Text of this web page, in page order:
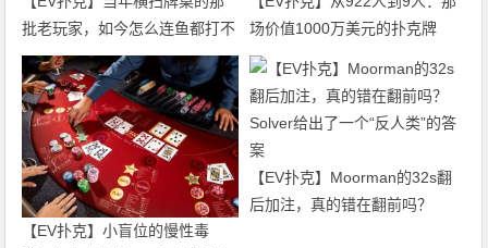
批老玩家，如今怎么连鱼都打不
过了
场价值1000万美元的扑克牌
局，即将揭晓最终答案
【EV扑克】小盲位的慢性毒
【EV扑克】Moorman的32s翻
后加注，真的错在翻前吗？